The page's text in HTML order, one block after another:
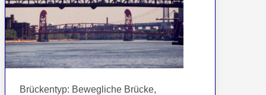
Brückentyp: Bewegliche Brücke,